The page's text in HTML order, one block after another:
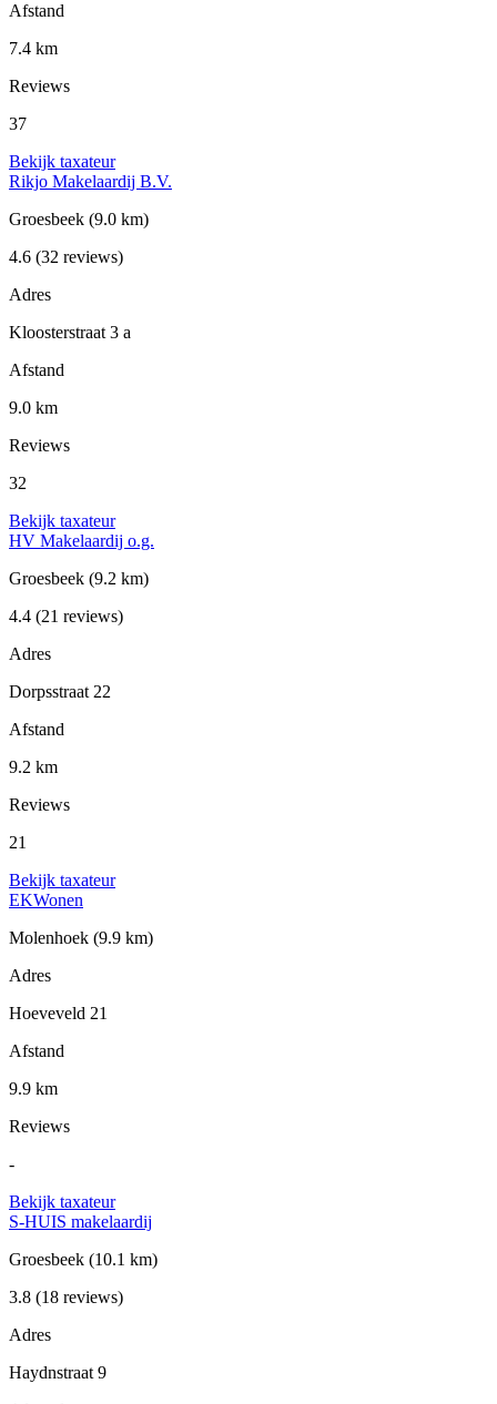
Afstand
7.4 km
Reviews
37
Bekijk taxateur
Rikjo Makelaardij B.V.
Groesbeek (9.0 km)
4.6 (32 reviews)
Adres
Kloosterstraat 3 a
Afstand
9.0 km
Reviews
32
Bekijk taxateur
HV Makelaardij o.g.
Groesbeek (9.2 km)
4.4 (21 reviews)
Adres
Dorpsstraat 22
Afstand
9.2 km
Reviews
21
Bekijk taxateur
EKWonen
Molenhoek (9.9 km)
Adres
Hoeveveld 21
Afstand
9.9 km
Reviews
-
Bekijk taxateur
S-HUIS makelaardij
Groesbeek (10.1 km)
3.8 (18 reviews)
Adres
Haydnstraat 9